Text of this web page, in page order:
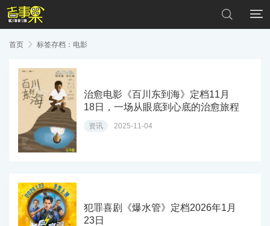


首页  标签存档：电影
治愈电影《百川东到海》定档11月
18日，一场从眼底到心底的治愈旅程
资讯 2025-11-04
犯罪喜剧《爆水管》定档2026年1月
23日